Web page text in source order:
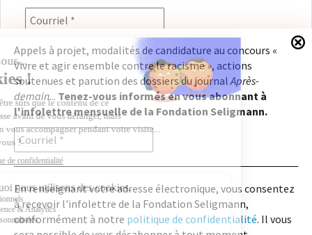
En renseignant votre adresse électronique, vous
consentez à recevoir l'infolettre de la Fondation
Seligmann, conformément à notrepolitique de
confidentialité. Il vous sera possible de vous
désabonner à tout moment.
Copyright © 2026Fondation Seligmann|Mentions légales|Crédits
Fondation Seligmann
Journal Après-demain
Appels à projet, modalités de candidature au concours «
Vivre et agir ensemble contre le racisme », actions
soutenues et parution des dossiers du journalAprès-
demain... Tenez-vous informés en vous abonnant à
l'infolettre mensuelle de la Fondation Seligmann.
En renseignant votre adresse électronique, vous consentez
à recevoir l'infolettre de la Fondation Seligmann,
conformément à notre politique de confidentialité. Il vous